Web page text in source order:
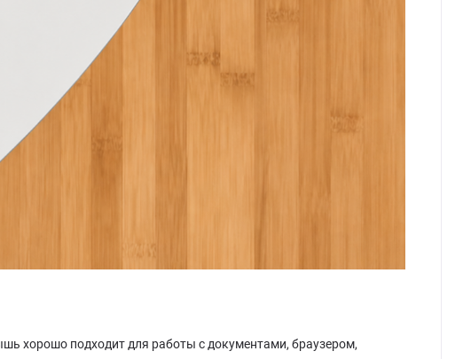
хорошо подходит для работы с документами, браузером,